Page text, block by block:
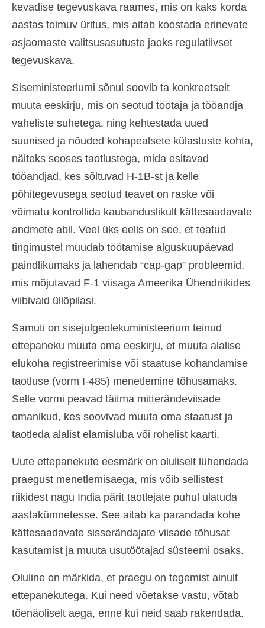
Polski
Português(Portuguese, Portugal)
Slovenčina
Slovenščina(Slovenian)
Español
Svenska(Swedish)
kevadise tegevuskava raames, mis on kaks korda
aastas toimuv üritus, mis aitab koostada erinevate
asjaomaste valitsusasutuste jaoks regulatiivset
tegevuskava.
Siseministeeriumi sõnul soovib ta konkreetselt
muuta eeskirju, mis on seotud töötaja ja tööandja
vaheliste suhetega, ning kehtestada uued
suunised ja nõuded kohapealsete külastuste kohta,
näiteks seoses taotlustega, mida esitavad
tööandjad, kes sõltuvad H-1B-st ja kelle
põhitegevusega seotud teavet on raske või
võimatu kontrollida kaubanduslikult kättesaadavate
andmete abil. Veel üks eelis on see, et teatud
tingimustel muudab töötamise alguskuupäevad
paindlikumaks ja lahendab “cap-gap” probleemid,
mis mõjutavad F-1 viisaga Ameerika Ühendriikides
viibivaid üliõpilasi.
Samuti on sisejulgeolekuministeerium teinud
ettepaneku muuta oma eeskirju, et muuta alalise
elukoha registreerimise või staatuse kohandamise
taotluse (vorm I-485) menetlemine tõhusamaks.
Selle vormi peavad täitma mitterändeviisade
omanikud, kes soovivad muuta oma staatust ja
taotleda alalist elamisluba või rohelist kaarti.
Uute ettepanekute eesmärk on oluliselt lühendada
praegust menetlemisaega, mis võib sellistest
riikidest nagu India pärit taotlejate puhul ulatuda
aastakümnetesse. See aitab ka parandada kohe
kättesaadavate sisserändajate viisade tõhusat
kasutamist ja muuta usutöötajad süsteemi osaks.
Oluline on märkida, et praegu on tegemist ainult
ettepanekutega. Kui need võetakse vastu, võtab
tõenäoliselt aega, enne kui neid saab rakendada.